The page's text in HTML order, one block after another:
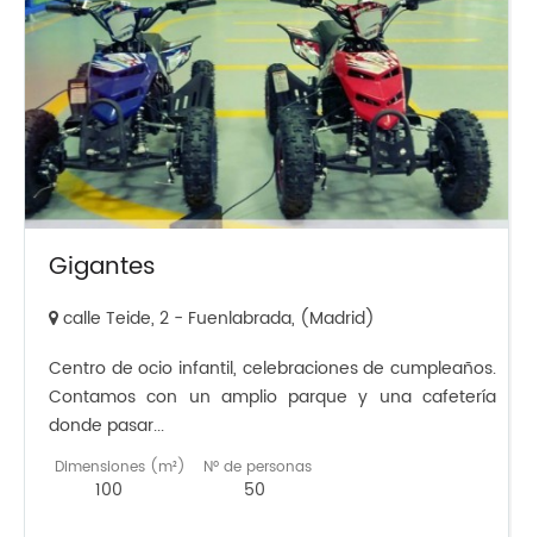
Gigantes
calle Teide, 2 - Fuenlabrada, (Madrid)
Centro de ocio infantil, celebraciones de cumpleaños.
Contamos con un amplio parque y una cafetería
donde pasar...
Dimensiones (m²)
100
Nº de personas
50